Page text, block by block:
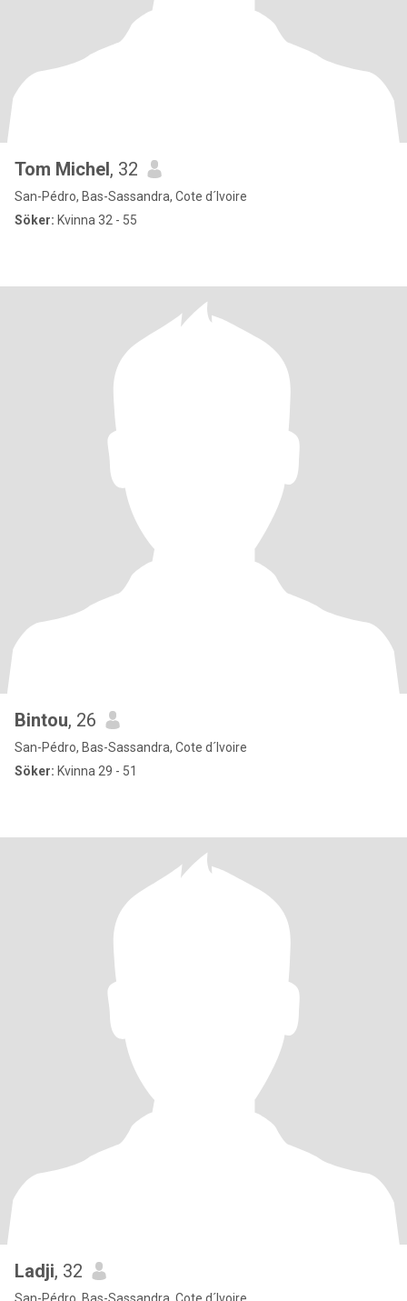
Tom Michel, 32
San-Pédro, Bas-Sassandra, Cote d´Ivoire
Söker: Kvinna 32 - 55
Bintou, 26
San-Pédro, Bas-Sassandra, Cote d´Ivoire
Söker: Kvinna 29 - 51
Ladji, 32